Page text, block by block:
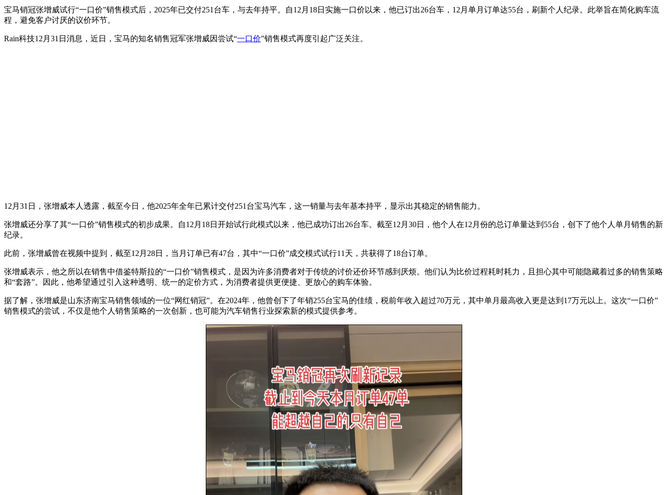
宝马销冠张增威试行“一口价”销售模式后，2025年已交付251台车，与去年持平。自12月18日实施一口价以来，他已订出26台车，12月单月订单达55台，刷新个人纪录。此举旨在简化购车流
程，避免客户讨厌的议价环节。
Rain科技12月31日消息，近日，宝马的知名销售冠军张增威因尝试“一口价”销售模式再度引起广泛关注。
12月31日，张增威本人透露，截至今日，他2025年全年已累计交付251台宝马汽车，这一销量与去年基本持平，显示出其稳定的销售能力。
张增威还分享了其“一口价”销售模式的初步成果。自12月18日开始试行此模式以来，他已成功订出26台车。截至12月30日，他个人在12月份的总订单量达到55台，创下了他个人单月销售的新
纪录。
此前，张增威曾在视频中提到，截至12月28日，当月订单已有47台，其中“一口价”成交模式试行11天，共获得了18台订单。
张增威表示，他之所以在销售中借鉴特斯拉的“一口价”销售模式，是因为许多消费者对于传统的讨价还价环节感到厌烦。他们认为比价过程耗时耗力，且担心其中可能隐藏着过多的销售策略
和“套路”。因此，他希望通过引入这种透明、统一的定价方式，为消费者提供更便捷、更放心的购车体验。
据了解，张增威是山东济南宝马销售领域的一位“网红销冠”。在2024年，他曾创下了年销255台宝马的佳绩，税前年收入超过70万元，其中单月最高收入更是达到17万元以上。这次“一口价”
销售模式的尝试，不仅是他个人销售策略的一次创新，也可能为汽车销售行业探索新的模式提供参考。